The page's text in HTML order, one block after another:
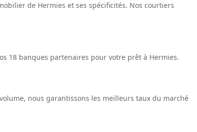
de Hermies et ses spécificités. Nos courtiers
18 banques partenaires pour votre prêt à Hermies.
nous garantissons les meilleurs taux du marché